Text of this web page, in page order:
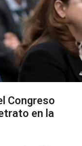
Congreso
en la